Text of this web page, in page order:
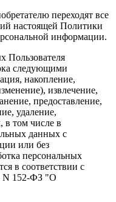
переходят все
настоящей Политики
информации.
Пользователя
следующими
накопление,
извлечение,
предоставление,
удаление,
в том числе в
данных с
или без
персональных
в соответствии с
N 152-ФЗ "О